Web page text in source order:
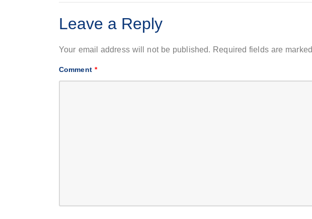
NAVIGATION
Leave a Reply
Your email address will not be published. Required fields are marked
Comment *